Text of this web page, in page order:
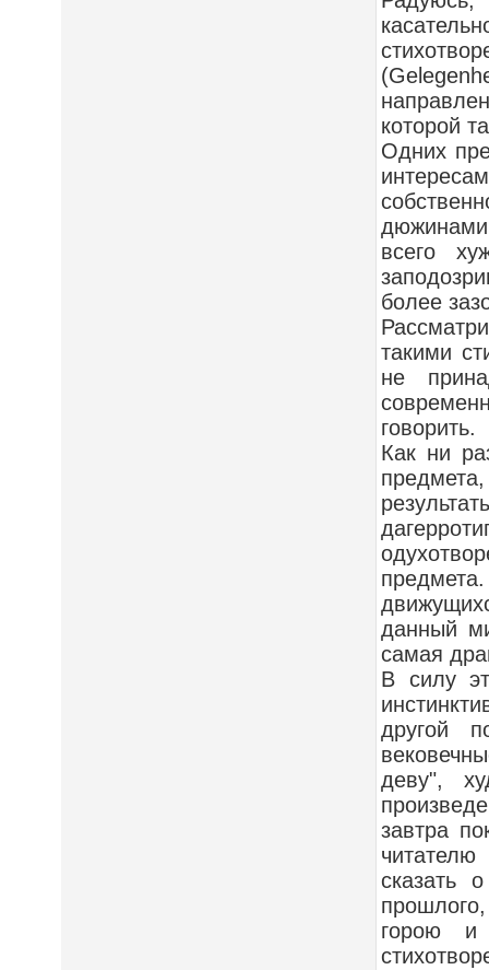
которой
Одних
всего
более
такими
не
говорить.
Как ни
данный
самая
В силу
другой
деву",
завтра
сказать
горою и